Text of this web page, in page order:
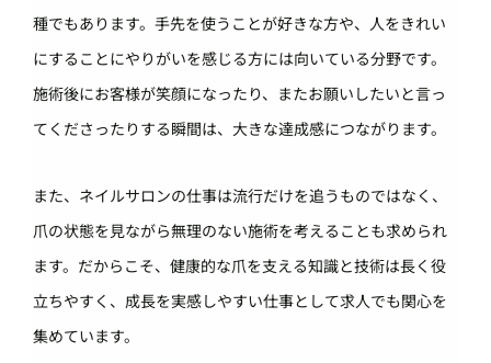
種でもあります。手先を使うことが好きな方や、人をきれい
にすることにやりがいを感じる方には向いている分野です。
施術後にお客様が笑顔になったり、またお願いしたいと言っ
てくださったりする瞬間は、大きな達成感につながります。
また、ネイルサロンの仕事は流行だけを追うものではなく、
爪の状態を見ながら無理のない施術を考えることも求められ
ます。だからこそ、健康的な爪を支える知識と技術は長く役
立ちやすく、成長を実感しやすい仕事として求人でも関心を
集めています。